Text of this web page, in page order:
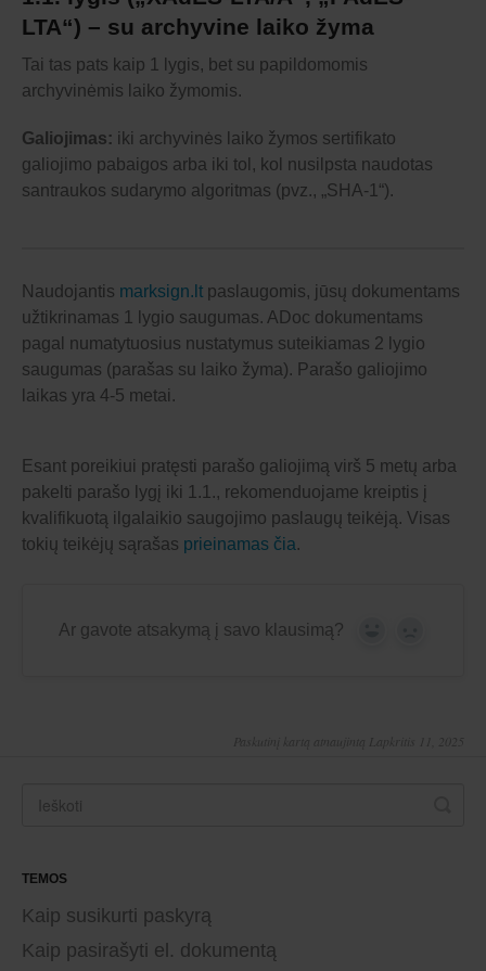
LTA“) – su archyvine laiko žyma
Tai tas pats kaip 1 lygis, bet su papildomomis
archyvinėmis laiko žymomis.
Galiojimas: iki archyvinės laiko žymos sertifikato
galiojimo pabaigos arba iki tol, kol nusilpsta naudotas
santraukos sudarymo algoritmas (pvz., „SHA-1“).
Naudojantis marksign.lt paslaugomis, jūsų dokumentams
užtikrinamas 1 lygio saugumas. ADoc dokumentams
pagal numatytuosius nustatymus suteikiamas 2 lygio
saugumas (parašas su laiko žyma). Parašo galiojimo
laikas yra 4-5 metai.
Esant poreikiui pratęsti parašo galiojimą virš 5 metų arba
pakelti parašo lygį iki 1.1., rekomenduojame kreiptis į
kvalifikuotą ilgalaikio saugojimo paslaugų teikėją. Visas
tokių teikėjų sąrašas prieinamas čia.
Ar gavote atsakymą į savo klausimą?
Paskutinį kartą atnaujintą Lapkritis 11, 2025
TEMOS
Kaip susikurti paskyrą
Kaip pasirašyti el. dokumentą